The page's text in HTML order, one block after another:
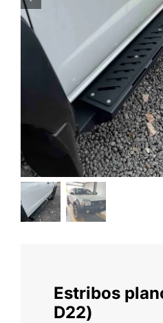
Estribos
D22)